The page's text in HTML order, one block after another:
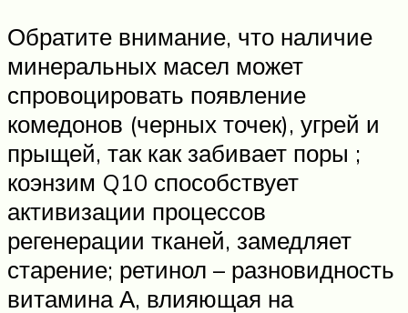
Обратите внимание, что наличие
минеральных масел может
спровоцировать появление
комедонов (черных точек), угрей и
прыщей, так как забивает поры ;
коэнзим Q10 способствует
активизации процессов
регенерации тканей, замедляет
старение; ретинол – разновидность
витамина А, влияющая на